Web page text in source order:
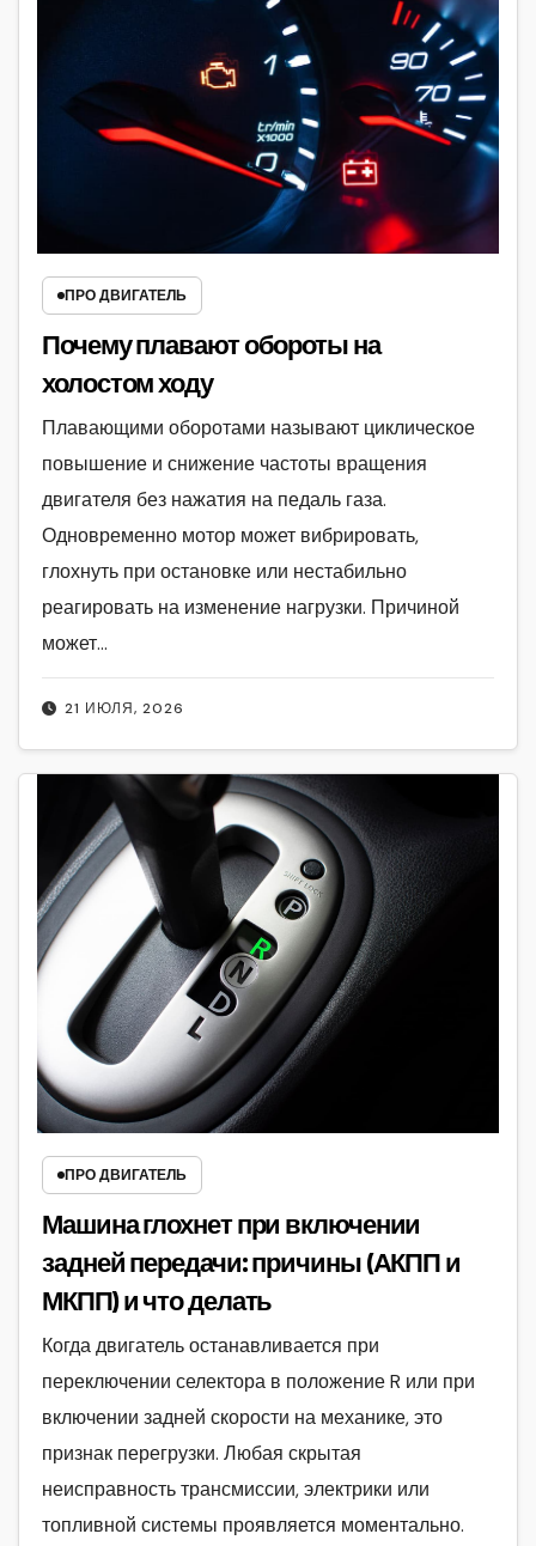
ПРО ДВИГАТЕЛЬ
Почему плавают обороты на
холостом ходу
21 ИЮЛЯ, 2026
Плавающими оборотами называют циклическое
повышение и снижение частоты вращения
двигателя без нажатия на педаль газа.
Одновременно мотор может вибрировать,
глохнуть при остановке или нестабильно
реагировать на изменение нагрузки. Причиной
может…
ПРО ДВИГАТЕЛЬ
Машина глохнет при включении
задней передачи: причины (АКПП и
МКПП) и что делать
Когда двигатель останавливается при
переключении селектора в положение R или при
включении задней скорости на механике, это
признак перегрузки. Любая скрытая
неисправность трансмиссии, электрики или
топливной системы проявляется моментально.